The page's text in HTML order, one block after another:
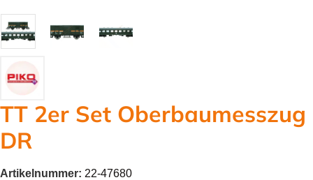
TT 2er Set Oberbaumesszug
DR
Artikelnummer: 22-47680